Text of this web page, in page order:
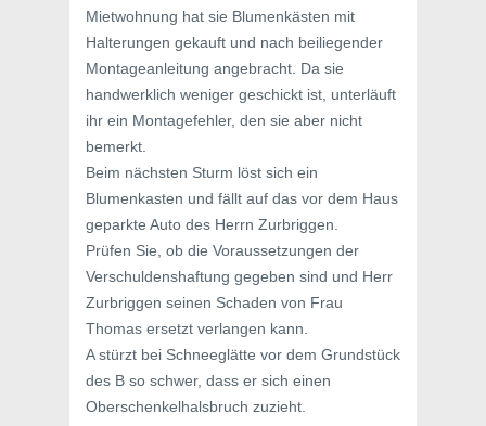
Mietwohnung hat sie Blumenkästen mit
Halterungen gekauft und nach beiliegender
Montageanleitung angebracht. Da sie
handwerklich weniger geschickt ist, unterläuft
ihr ein Montagefehler, den sie aber nicht
bemerkt.
Beim nächsten Sturm löst sich ein
Blumenkasten und fällt auf das vor dem Haus
geparkte Auto des Herrn Zurbriggen.
Prüfen Sie, ob die Voraussetzungen der
Verschuldenshaftung gegeben sind und Herr
Zurbriggen seinen Schaden von Frau
Thomas ersetzt verlangen kann.
A stürzt bei Schneeglätte vor dem Grundstück
des B so schwer, dass er sich einen
Oberschenkelhalsbruch zuzieht.